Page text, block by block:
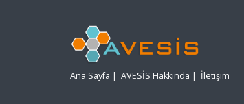
Ana Sayfa | AVESİS Hakkında | İletişim